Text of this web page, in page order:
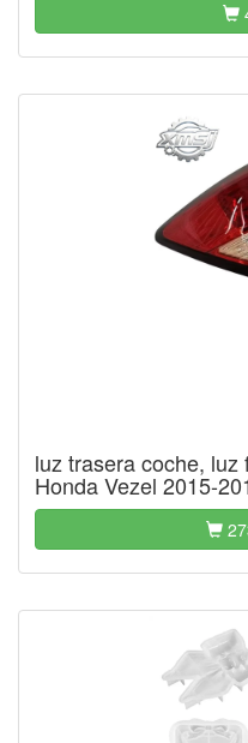
luz trasera coche,
Honda Vezel 2015-